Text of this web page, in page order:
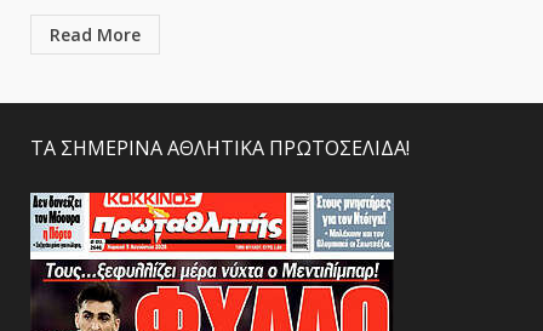
Read More
ΤΑ ΣΗΜΕΡΙΝΑ ΑΘΛΗΤΙΚΑ ΠΡΩΤΟΣΕΛΙΔΑ!